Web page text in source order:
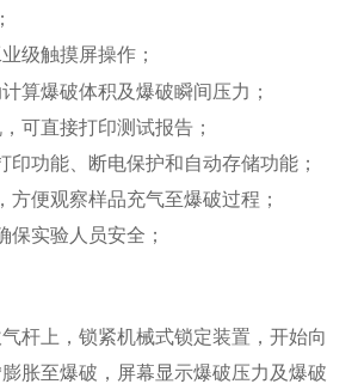
级触摸屏操作；
算爆破体积及爆破瞬间压力；
可直接打印测试报告；
印功能、断电保护和自动存储功能；
方便观察样品充气至爆破过程；
保实验人员安全；
杆上， 锁紧机械式锁定装置 ，开始向
胀至爆破，屏幕显示爆破压力及爆破